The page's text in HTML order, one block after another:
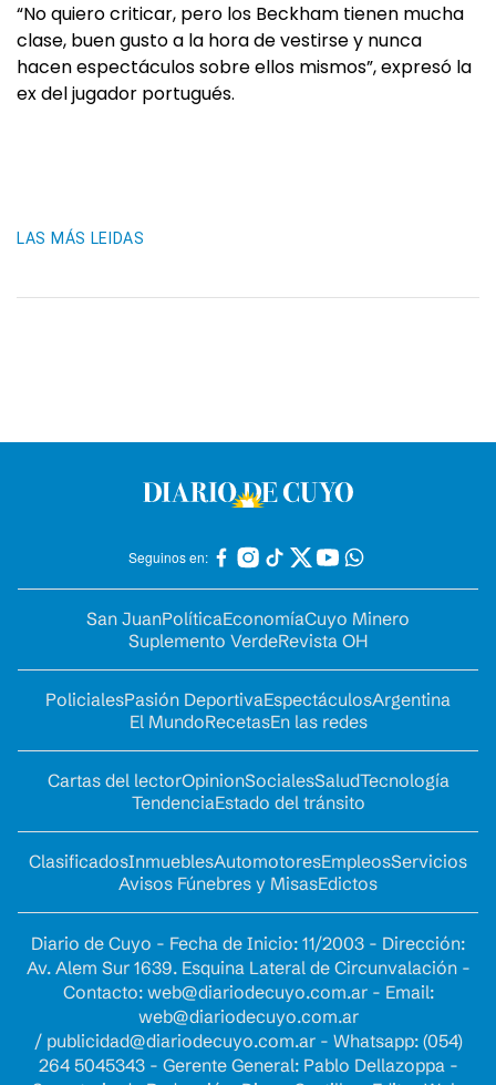
“No quiero criticar, pero los Beckham tienen mucha
clase, buen gusto a la hora de vestirse y nunca
hacen espectáculos sobre ellos mismos”, expresó la
ex del jugador portugués.
LAS MÁS LEIDAS
Seguinos en:
San JuanPolíticaEconomíaCuyo Minero
Suplemento VerdeRevista OH
PolicialesPasión DeportivaEspectáculosArgentina
El MundoRecetasEn las redes
Cartas del lectorOpinionSocialesSaludTecnología
TendenciaEstado del tránsito
ClasificadosInmueblesAutomotoresEmpleosServicios
Avisos Fúnebres y MisasEdictos
Diario de Cuyo - Fecha de Inicio: 11/2003 - Dirección:
Av. Alem Sur 1639. Esquina Lateral de Circunvalación -
Contacto: web@diariodecuyo.com.ar- Email:
web@diariodecuyo.com.ar
/ publicidad@diariodecuyo.com.ar- Whatsapp: (054)
264 5045343 - Gerente General: Pablo Dellazoppa -